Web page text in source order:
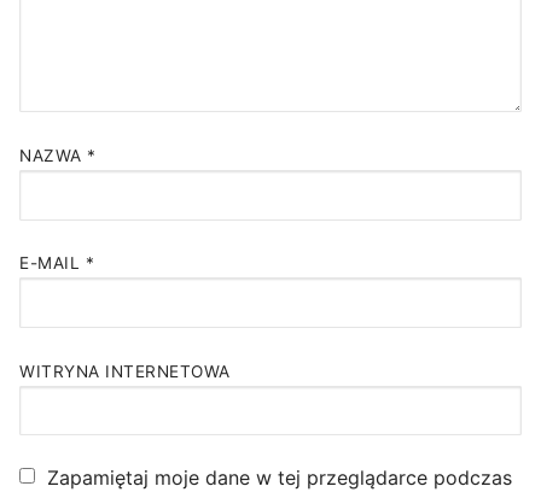
NAZWA *
E-MAIL *
WITRYNA INTERNETOWA
Zapamiętaj moje dane w tej przeglądarce podczas